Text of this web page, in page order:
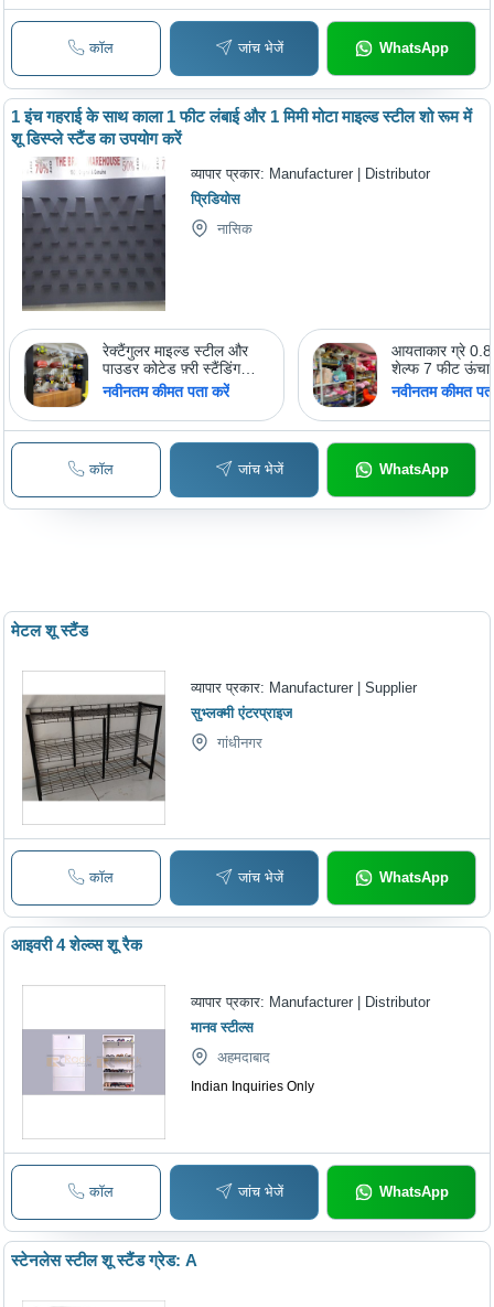
कॉल जांच भेजें WhatsApp
1 इंच गहराई के साथ काला 1 फीट लंबाई और 1 मिमी मोटा माइल्ड स्टील शो रूम में
शू डिस्प्ले स्टैंड का उपयोग करें
व्यापार प्रकार: Manufacturer | Distributor
प्रिडियोस
नासिक
रेक्टैंगुलर माइल्ड स्टील और
पाउडर कोटेड फ़्री स्टैंडिंग
स्पोर्ट्स शॉप यूज़ फर्नीचर कम
नवीनतम कीमत पता करें
आयताकार ग्रे 0.8
शेल्फ 7 फीट
स्टैंडिंग गिफ्ट शॉप
नवीनतम कीमत
कॉल जांच भेजें WhatsApp
मेटल शू स्टैंड
व्यापार प्रकार: Manufacturer | Supplier
सुभ्लक्मी एंटरप्राइज
गांधीनगर
कॉल जांच भेजें WhatsApp
आइवरी 4 शेल्व्स शू रैक
व्यापार प्रकार: Manufacturer | Distributor
मानव स्टील्स
अहमदाबाद
Indian Inquiries Only
कॉल जांच भेजें WhatsApp
स्टेनलेस स्टील शू स्टैंड ग्रेड: A